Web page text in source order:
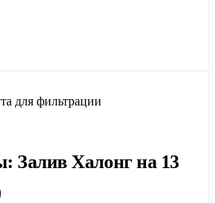
для фильтрации
Залив Халонг на 13